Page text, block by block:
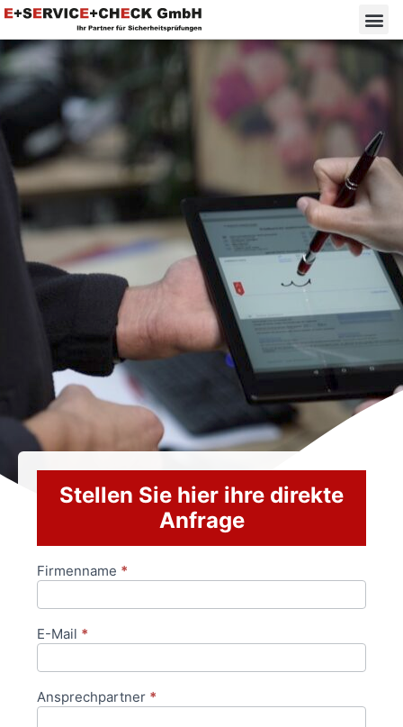
Stellen Sie hier ihre direkte
Anfrage
Anfrageformular
Firmenname *
E-Mail *
Ansprechpartner *